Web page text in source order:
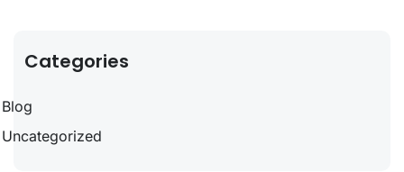
Categories
Blog
Uncategorized